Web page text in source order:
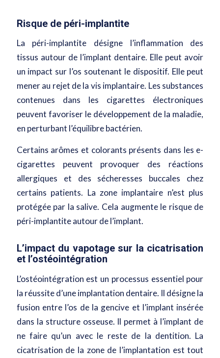
Risque de péri-implantite
La péri-implantite désigne l’inflammation des
tissus autour de l’implant dentaire. Elle peut avoir
un impact sur l’os soutenant le dispositif. Elle peut
mener au rejet de la vis implantaire. Les substances
contenues dans les cigarettes électroniques
peuvent favoriser le développement de la maladie,
en perturbant l’équilibre bactérien.
Certains arômes et colorants présents dans les e-
cigarettes peuvent provoquer des réactions
allergiques et des sécheresses buccales chez
certains patients. La zone implantaire n’est plus
protégée par la salive. Cela augmente le risque de
péri-implantite autour de l’implant.
L’impact du vapotage sur la cicatrisation
et l’ostéointégration
L’ostéointégration est un processus essentiel pour
la réussite d’une implantation dentaire. Il désigne la
fusion entre l’os de la gencive et l’implant insérée
dans la structure osseuse. Il permet à l’implant de
ne faire qu’un avec le reste de la dentition. La
cicatrisation de la zone de l’implantation est tout